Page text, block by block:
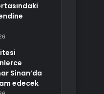
Sinan’da
edecek